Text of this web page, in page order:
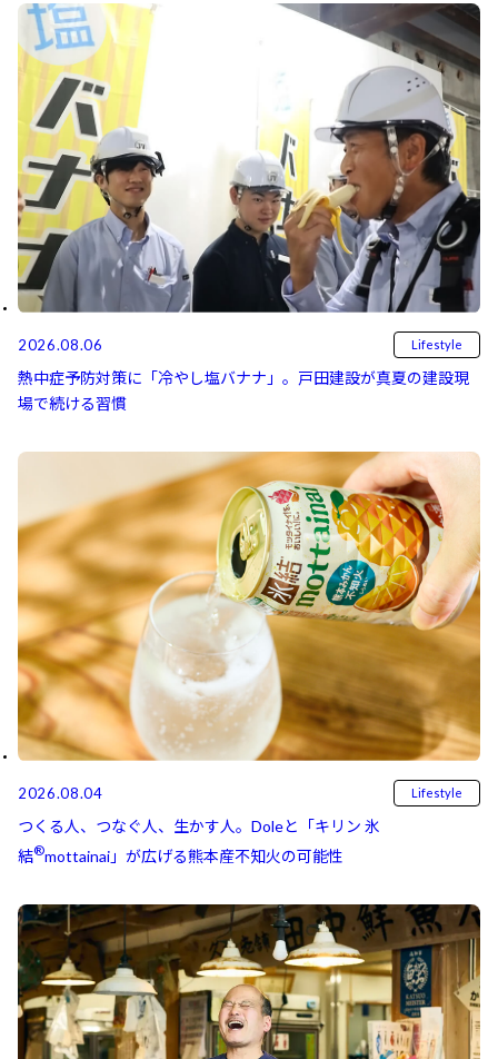
2026.08.06 Lifestyle
熱中症予防対策に「冷やし塩バナナ」。戸田建設が真夏の建設現
場で続ける習慣
2026.08.04 Lifestyle
つくる人、つなぐ人、生かす人。Doleと「キリン 氷
結⁠⁠®mottainai」が広げる熊本産不知火の可能性